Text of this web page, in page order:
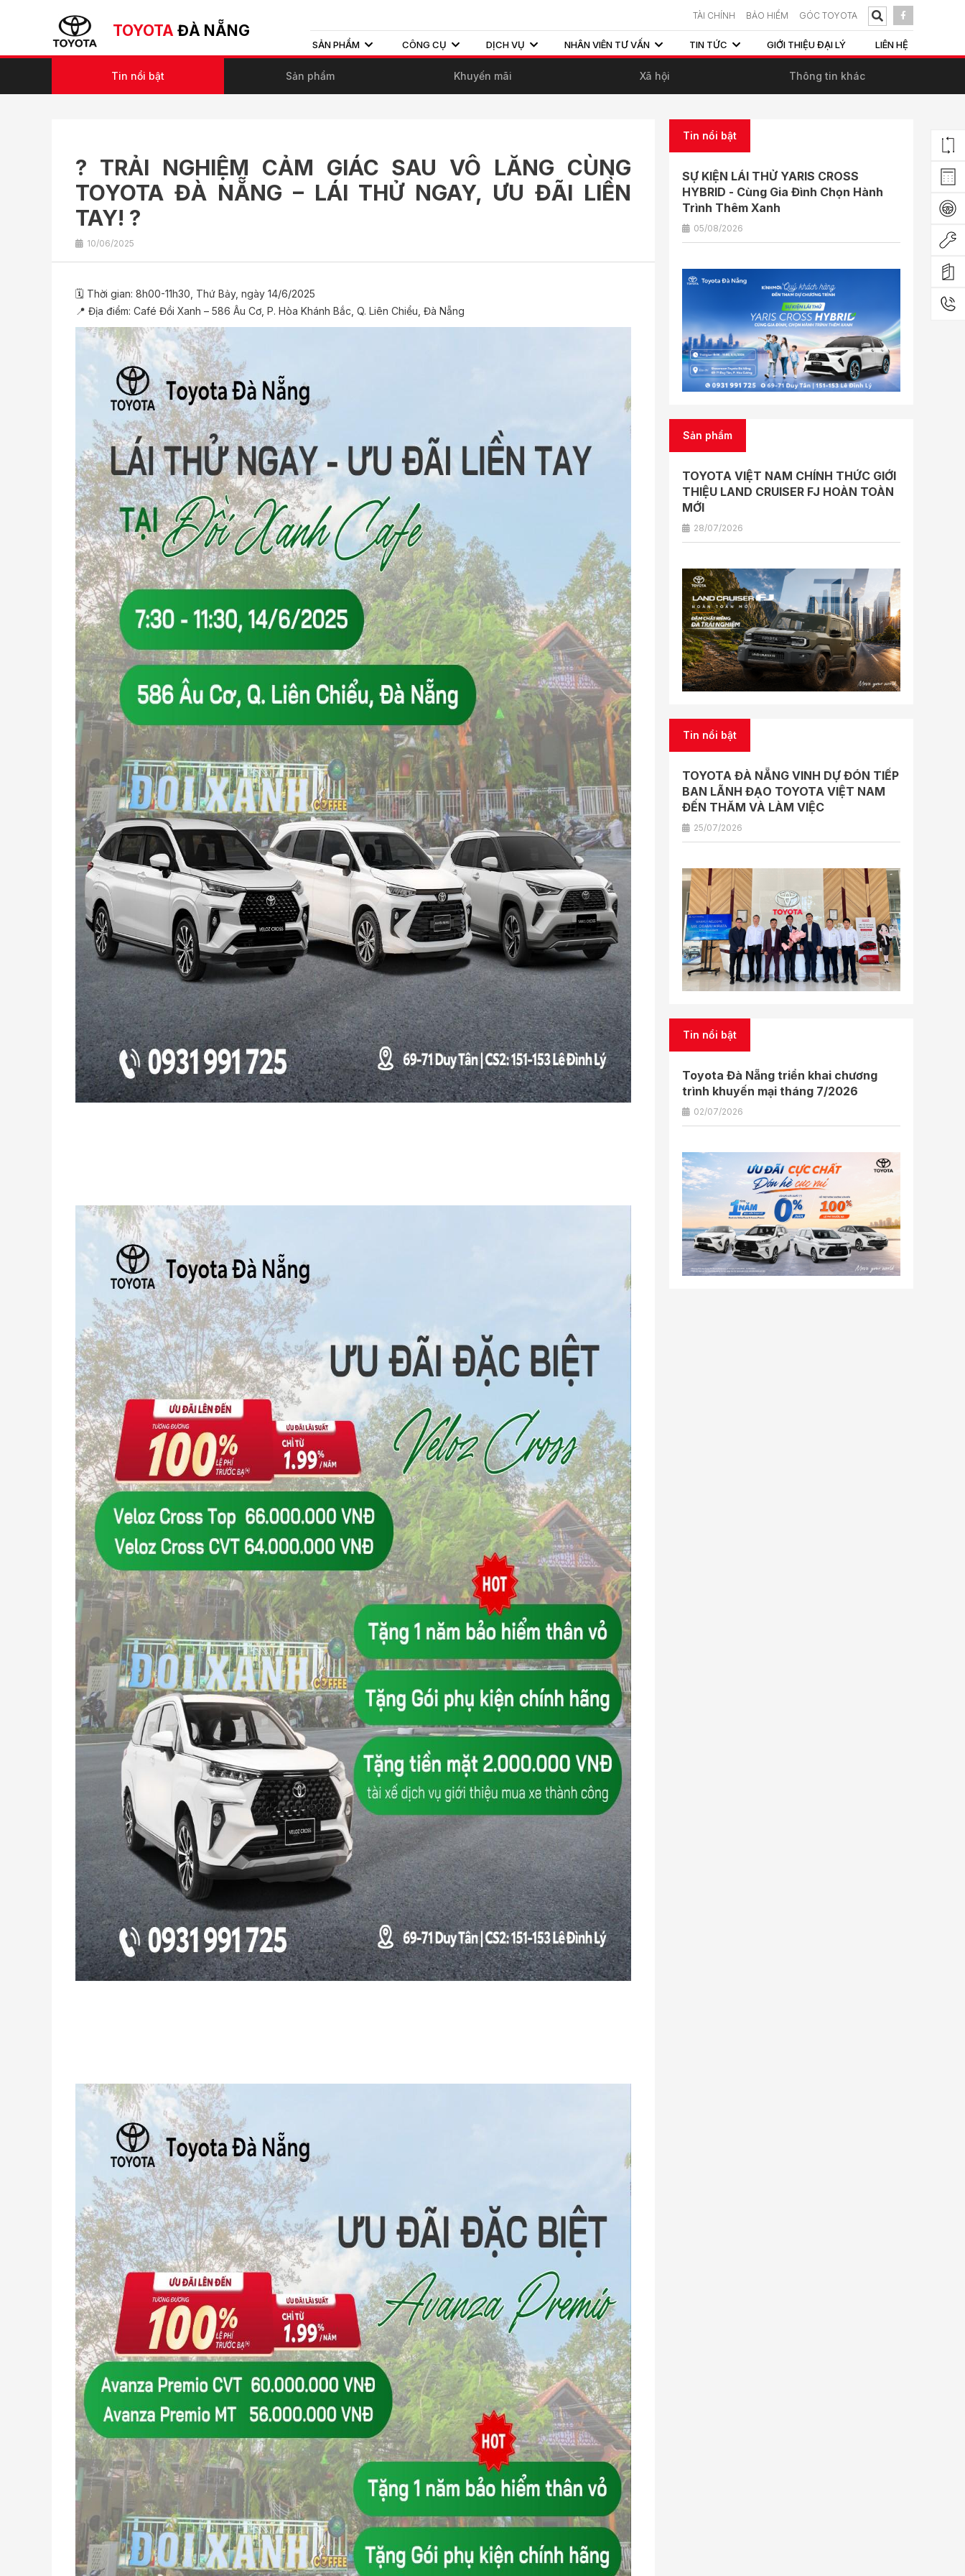
TOYOTA ĐÀ NẴNG
TÀI CHÍNH BẢO HIỂM GÓC TOYOTA
SẢN PHẨM CÔNG CỤ DỊCH VỤ NHÂN VIÊN TƯ VẤN TIN TỨC GIỚI THIỆU ĐẠI LÝ LIÊN HỆ
Tin nổi bật Sản phẩm Khuyến mãi Xã hội Thông tin khác
? TRẢI NGHIỆM CẢM GIÁC SAU VÔ LĂNG CÙNG
TOYOTA ĐÀ NẴNG – LÁI THỬ NGAY, ƯU ĐÃI LIỀN
TAY! ?
10/06/2025
🗓 Thời gian: 8h00-11h30, Thứ Bảy, ngày 14/6/2025
📍 Địa điểm: Café Đồi Xanh – 586 Âu Cơ, P. Hòa Khánh Bắc, Q. Liên Chiểu, Đà Nẵng
Tin nổi bật
SỰ KIỆN LÁI THỬ YARIS CROSS
HYBRID - Cùng Gia Đình Chọn Hành
Trình Thêm Xanh
05/08/2026
Sản phẩm
TOYOTA VIỆT NAM CHÍNH THỨC GIỚI
THIỆU LAND CRUISER FJ HOÀN TOÀN
MỚI
28/07/2026
Tin nổi bật
TOYOTA ĐÀ NẴNG VINH DỰ ĐÓN TIẾP
BAN LÃNH ĐẠO TOYOTA VIỆT NAM
ĐẾN THĂM VÀ LÀM VIỆC
25/07/2026
Tin nổi bật
Toyota Đà Nẵng triển khai chương
trình khuyến mại tháng 7/2026
02/07/2026